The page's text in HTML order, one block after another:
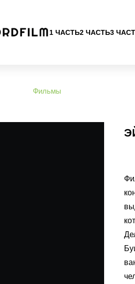
1 ЧАСТЬ2 ЧАСТЬ3
Фильмы